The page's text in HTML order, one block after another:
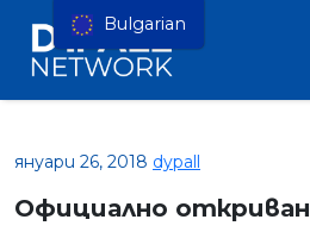
януари 26, 2018 dypall
Официално
Bulgarian